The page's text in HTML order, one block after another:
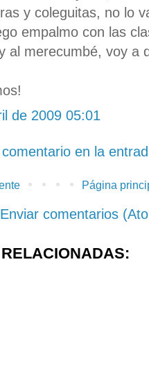
y coleguitas, no lo
empalmo con las
al merecumbé, voy a
de 2009 05:01
en la
Página
Enviar comentarios